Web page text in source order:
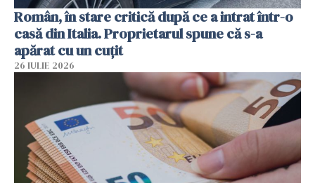
Român, în stare critică după ce a intrat într-o
casă din Italia. Proprietarul spune că s-a
apărat cu un cuțit
26 IULIE 2026